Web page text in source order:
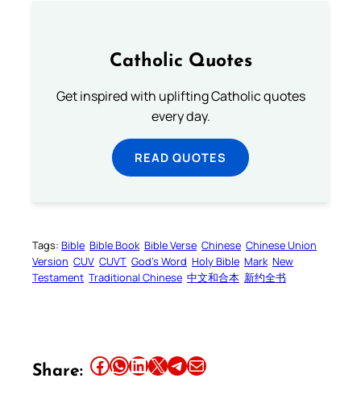
Catholic Quotes
Get inspired with uplifting Catholic quotes
every day.
READ QUOTES
Tags: Bible Bible Book Bible Verse Chinese Chinese Union
Version CUV CUVT God’s Word Holy Bible Mark New
Testament Traditional Chinese 中文和合本 新约全书
Share: Share this article on Facebook Share this article on WhatsApp Share this article on LinkedIn Share this article on X Share this article on TelegramEmail this Article